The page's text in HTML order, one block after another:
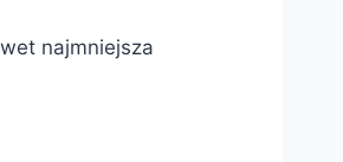
najmniejsza